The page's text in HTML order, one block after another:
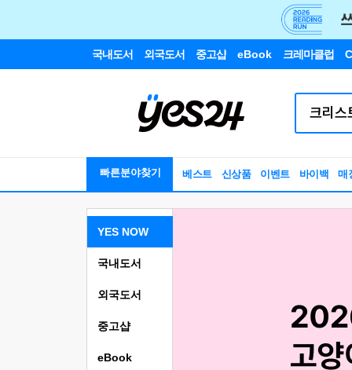
국내도서 외국도서 중고샵 eBook 크레마클럽
빠른분야찾기 베스트 신상품 이벤트 바이백 매
YES NOW
국내도서
외국도서
중고샵
eBook